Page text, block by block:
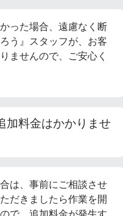
った場合、遠慮なく断
う』スタッフが、お客
ませんので、ご安心く
加料金はかかりませ
は、事前にご相談させ
だきましたら作業を開
で、追加料金が発生す